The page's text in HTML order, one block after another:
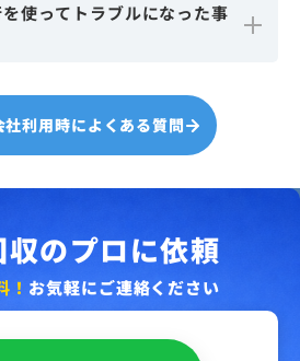
使ってトラブルになった事
社利用時によくある質問
のプロに依頼
！ お気軽にご連絡ください